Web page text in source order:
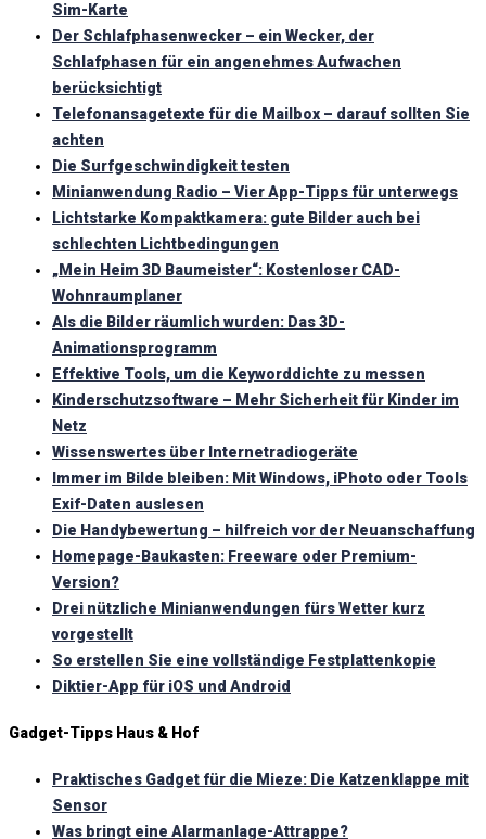
Sim-Karte
Der Schlafphasenwecker – ein Wecker, der
Schlafphasen für ein angenehmes Aufwachen
berücksichtigt
Telefonansagetexte für die Mailbox – darauf sollten Sie
achten
Die Surfgeschwindigkeit testen
Minianwendung Radio – Vier App-Tipps für unterwegs
Lichtstarke Kompaktkamera: gute Bilder auch bei
schlechten Lichtbedingungen
„Mein Heim 3D Baumeister“: Kostenloser CAD-
Wohnraumplaner
Als die Bilder räumlich wurden: Das 3D-
Animationsprogramm
Effektive Tools, um die Keyworddichte zu messen
Kinderschutzsoftware – Mehr Sicherheit für Kinder im
Netz
Wissenswertes über Internetradiogeräte
Immer im Bilde bleiben: Mit Windows, iPhoto oder Tools
Exif-Daten auslesen
Die Handybewertung – hilfreich vor der Neuanschaffung
Homepage-Baukasten: Freeware oder Premium-
Version?
Drei nützliche Minianwendungen fürs Wetter kurz
vorgestellt
So erstellen Sie eine vollständige Festplattenkopie
Diktier-App für iOS und Android
Gadget-Tipps Haus & Hof
Praktisches Gadget für die Mieze: Die Katzenklappe mit
Sensor
Was bringt eine Alarmanlage-Attrappe?